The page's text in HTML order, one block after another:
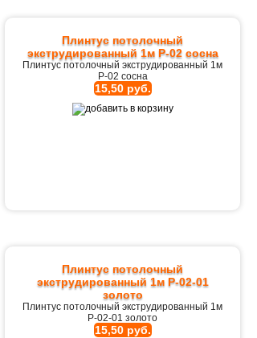
Плинтус потолочный
экструдированный 1м Р-02 сосна
Плинтус потолочный экструдированный 1м
Р-02 сосна
15,50 руб.
Плинтус потолочный
экструдированный 1м Р-02-01
золото
Плинтус потолочный экструдированный 1м
Р-02-01 золото
15,50 руб.